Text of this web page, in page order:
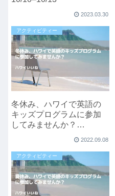
2023.03.30
アクティビティー
冬休み、ハワイで英語の
キッズプログラムに参加
してみませんか？
ームスイングリッシュ]
2022.09.08
アクティビティー